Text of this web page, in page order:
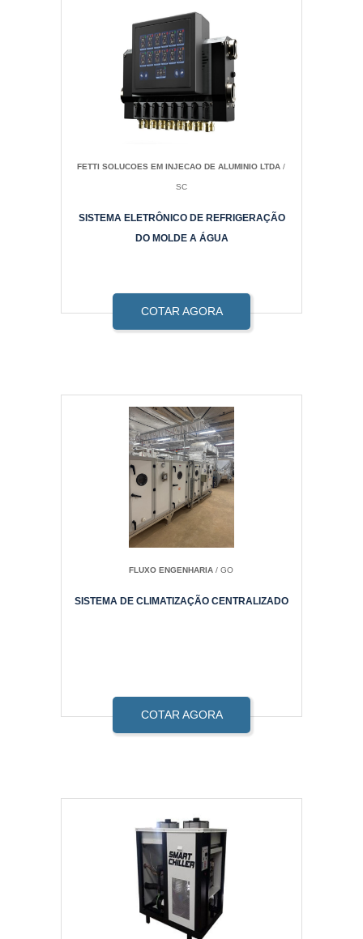
FETTI SOLUCOES EM INJECAO DE ALUMINIO LTDA /
SC
SISTEMA ELETRÔNICO DE REFRIGERAÇÃO
DO MOLDE A ÁGUA
COTAR AGORA
FLUXO ENGENHARIA / GO
SISTEMA DE CLIMATIZAÇÃO CENTRALIZADO
COTAR AGORA